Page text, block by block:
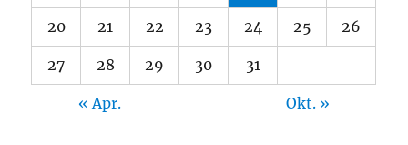
20 21 22 23 24 25 26
27 28 29 30 31
« Apr. Okt. »